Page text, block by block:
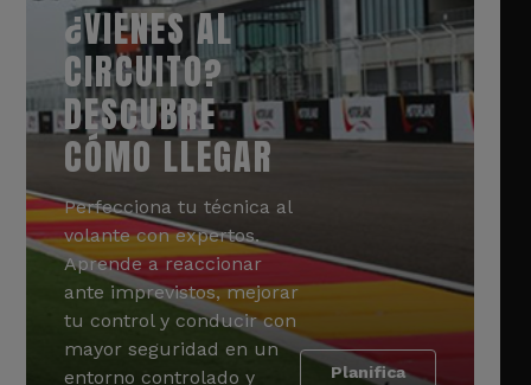
¿VIENES AL
CIRCUITO?
DESCUBRE
CÓMO LLEGAR
Perfecciona tu técnica al
volante con expertos.
Aprende a reaccionar
ante imprevistos, mejorar
tu control y conducir con
mayor seguridad en un
entorno controlado y
Planifica